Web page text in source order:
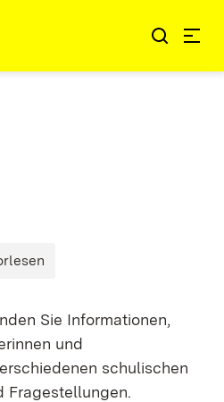
Sie Informationen,
und
schulischen
Fragestellungen.